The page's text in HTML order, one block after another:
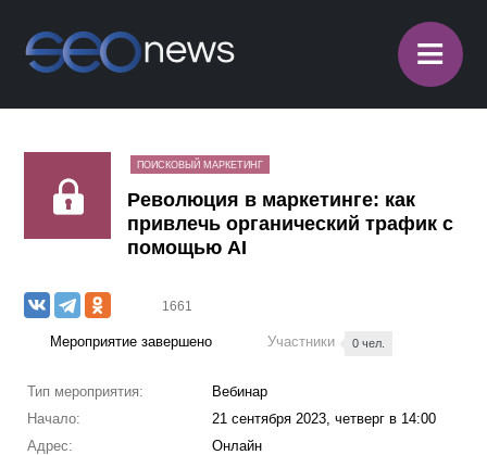
≡
ПОИСКОВЫЙ МАРКЕТИНГ
Революция в маркетинге: как
привлечь органический трафик с
помощью AI
1661
Мероприятие завершено Участники 0 чел.
Тип мероприятия:
Вебинар
Начало:
21 сентября 2023, четверг в 14:00
Адрес:
Онлайн